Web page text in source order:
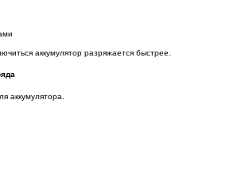
аккумулятор разряжается быстрее.
аккумулятора.